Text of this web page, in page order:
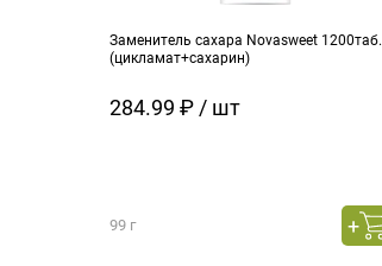
Заменитель сахара Novasweet 1200таб.
(цикламат+сахарин)
284.99 ₽ / шт
99 г